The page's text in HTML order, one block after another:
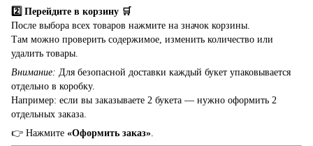
2️⃣ Перейдите в корзину 🛒
После выбора всех товаров нажмите на значок корзины.
Там можно проверить содержимое, изменить количество или
удалить товары.
Внимание: Для безопасной доставки каждый букет упаковывается
отдельно в коробку.
Например: если вы заказываете 2 букета — нужно оформить 2
отдельных заказа.
👉 Нажмите «Оформить заказ»